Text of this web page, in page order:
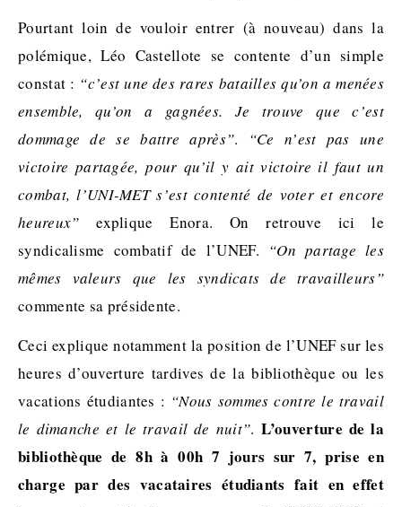
Pourtant loin de vouloir entrer (à nouveau) dans la
polémique, Léo Castellote se contente d’un simple
constat : “c’est une des rares batailles qu’on a menées
ensemble, qu’on a gagnées. Je trouve que c’est
dommage de se battre après”. “Ce n’est pas une
victoire partagée, pour qu’il y ait victoire il faut un
combat, l’UNI-MET s’est contenté de voter et encore
heureux” explique Enora. On retrouve ici le
syndicalisme combatif de l’UNEF. “On partage les
mêmes valeurs que les syndicats de travailleurs”
commente sa présidente.
Ceci explique notamment la position de l’UNEF sur les
heures d’ouverture tardives de la bibliothèque ou les
vacations étudiantes : “Nous sommes contre le travail
le dimanche et le travail de nuit”. L’ouverture de la
bibliothèque de 8h à 00h 7 jours sur 7, prise en
charge par des vacataires étudiants fait en effet